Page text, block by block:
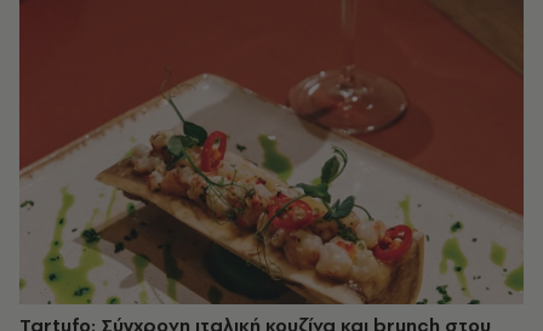
Tartufo: Σύγχρονη ιταλική κουζίνα και brunch στου